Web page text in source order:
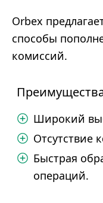
Orbex
способы
комиссий.
Широкий
Отсутствие
Быстрая
операций.